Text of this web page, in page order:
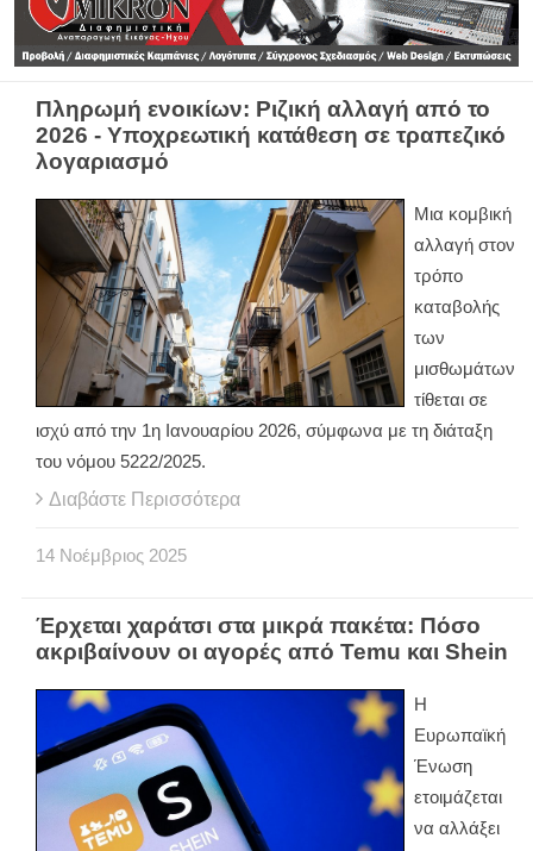
Πληρωμή ενοικίων: Ριζική αλλαγή από το
2026 - Υποχρεωτική κατάθεση σε τραπεζικό
λογαριασμό
Μια κομβική
αλλαγή στον
τρόπο
καταβολής
των
μισθωμάτων
τίθεται σε
ισχύ από την 1η Ιανουαρίου 2026, σύμφωνα με τη διάταξη
του νόμου 5222/2025.
Διαβάστε Περισσότερα
14 Νοέμβριος 2025
Έρχεται χαράτσι στα μικρά πακέτα: Πόσο
ακριβαίνουν οι αγορές από Temu και Shein
Η
Ευρωπαϊκή
Ένωση
ετοιμάζεται
να αλλάξει